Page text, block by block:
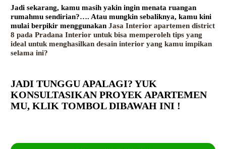
Jadi sekarang, kamu masih yakin ingin menata ruangan
rumahmu sendirian?…. Atau mungkin sebaliknya, kamu kini
mulai berpikir menggunakanJasa Interior apartemen district
8 pada Pradana Interior untuk bisa memperoleh tips yang
ideal untuk menghasilkan desain interior yang kamu impikan
selama ini?
JADI TUNGGU APALAGI? YUK
KONSULTASIKAN PROYEK APARTEMEN
MU,KLIK TOMBOL DIBAWAH INI !